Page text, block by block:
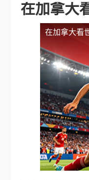
在加拿大
在加拿大看